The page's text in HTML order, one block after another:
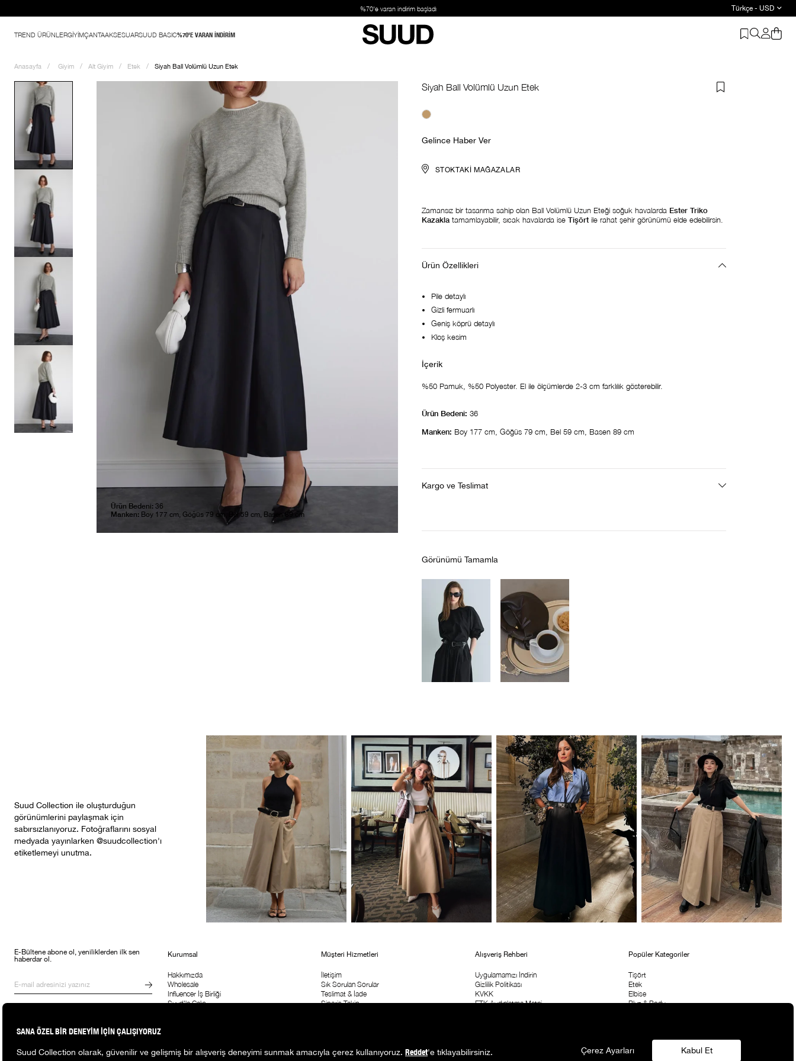
Türkçe - USD
TREND ÜRÜNLERGİYİMÇANTAAKSESUARSUUD BASIC%70'E VARAN İNDİRİM
Anasayfa Giyim Alt Giyim Etek Siyah Ball Volümlü Uzun Etek
Ürün Bedeni: 36
Manken: Boy 177 cm, Göğüs 79 cm, Bel 59 cm, Basen 89 cm
Siyah Ball Volümlü Uzun Etek
Gelince Haber Ver
STOKTAKI MAĞAZALAR
Zamansız bir tasarıma sahip olan Ball Volümlü Uzun Eteği soğuk havalarda Ester Triko
Kazakla tamamlayabilir, sıcak havalarda ise Tişört ile rahat şehir görünümü elde edebilirsin.
Ürün Özellikleri
Pile detaylı
Gizli fermuarlı
Geniş köprü detaylı
Kloş kesim
%50 Pamuk, %50 Polyester. El ile ölçümlerde 2-3 cm farklılık gösterebilir.
Ürün Bedeni: 36
Manken: Boy 177 cm, Göğüs 79 cm, Bel 59 cm, Basen 89 cm
Kargo ve Teslimat
Görünümü Tamamla
Suud Collection ile oluşturduğun
görünümlerini paylaşmak için
sabırsızlanıyoruz. Fotoğraflarını sosyal
medyada yayınlarken @suudcollection'ı
etiketlemeyi unutma.
E-Bültene abone ol, yeniliklerden ilk sen
haberdar ol.
sözleşmesine buradan ulaşabilirsin
Kurumsal
Hakkımızda
Wholesale
Influencer İş Birliği
Suud'la Çalış
Müşteri Hizmetleri
İletişim
Sık Sorulan Sorular
Teslimat & İade
Sipariş Takip
Alışveriş Rehberi
Uygulamamızı İndirin
Gizlilik Politikası
KVKK
ETK Aydınlatma Metni
Popüler Kategoriler
Tişört
Etek
Elbise
Bluz & Body